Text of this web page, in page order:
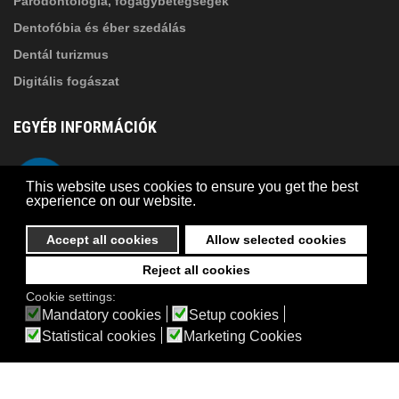
This website uses cookies to ensure you get the best
experience on our website.
Reject all cookies
Allow selected cookies
Accept all cookies
Cookie settings:
Mandatory cookies
Setup cookies
Statistical cookies
Marketing Cookies
Dentofóbia és éber szedálás
Dentál turizmus
Digitális fogászat
EGYÉB INFORMÁCIÓK
Adatkezelési szabályzat
Kapcsolat
© 2026 Suba Dental | Webdesign by
Akadálymentesítési nyilatkozat
Telefon